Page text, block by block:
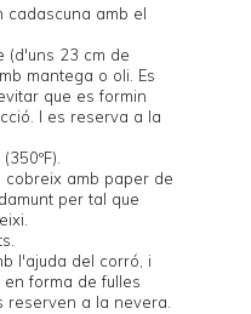
cadascuna amb el
(d'uns 23 cm de
mantega o oli. Es
que es formin
I es reserva a la
cobreix amb paper de
per tal que
l'ajuda del corró, i
forma de fulles
reserven a la nevera.